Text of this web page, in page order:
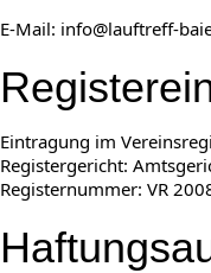
E-Mail: info@lauftreff-
Eintragung im
Registergericht:
Registernummer: VR